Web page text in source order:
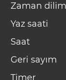
Zaman
Yaz saati
Saat
Geri sayım
Timer